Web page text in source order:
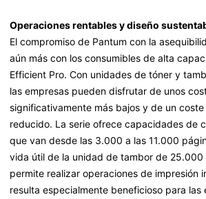
Operaciones rentables y diseño
El compromiso de Pantum con la
aún más con los consumibles de alta
Efficient Pro. Con unidades de tóner y
las empresas pueden disfrutar de unos
significativamente más bajos y de un
reducido. La serie ofrece capacidades de
que van desde las 3.000 a las 11.000
vida útil de la unidad de tambor de 25.000
permite realizar operaciones de impresión
resulta especialmente beneficioso para las